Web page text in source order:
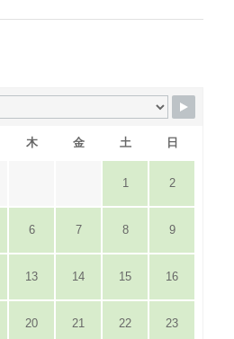
木 金 土 日
1 2
6 7 8 9
13 14 15 16
20 21 22 23